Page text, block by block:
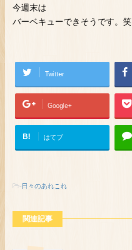
今週末は
バーベキューできそうです。笑
Twitter
Google+
B! はてブ
- 日々のあれこれ
関連記事